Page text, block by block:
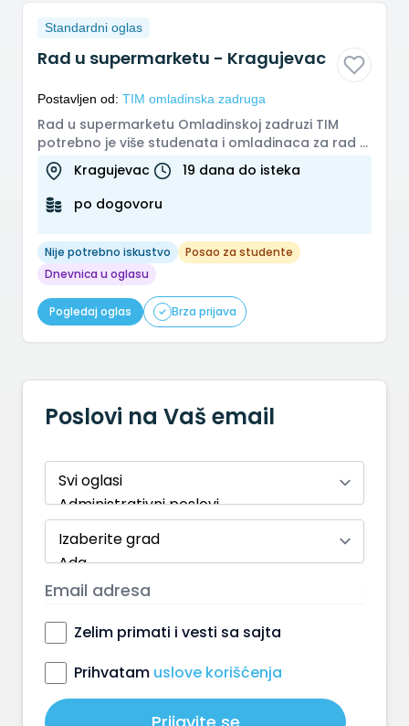
Standardni oglas
Rad u supermarketu - Kragujevac
Postavljen od: TIM omladinska zadruga
Rad u supermarketu Omladinskoj zadruzi TIM
potrebno je više studenata i omladinaca za rad u
supermarketu. Mesto rada: Kr...
Kragujevac
19 dana do isteka
po dogovoru
Nije potrebno iskustvo
Posao za studente
Dnevnica u oglasu
Pogledaj oglas Brza prijava
Poslovi na Vaš email
Zelim primati i vesti sa sajta
Prihvatam uslove korišćenja